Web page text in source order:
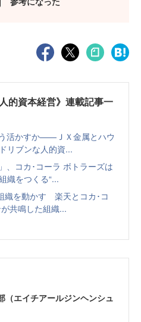
的資本経営》連載記事一
活かすか——ＪＸ金属とハウ
リブンな人的資...
、コカ･コーラ ボトラーズは
織をつくる“...
織を動かす 楽天とコカ･コ
共鳴した組織...
（エイチアールジンヘンシュ